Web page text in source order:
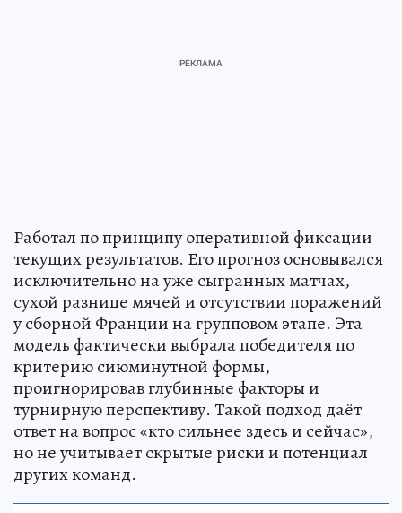
Работал по принципу оперативной фиксации
текущих результатов. Его прогноз основывался
исключительно на уже сыгранных матчах,
сухой разнице мячей и отсутствии поражений
у сборной Франции на групповом этапе. Эта
модель фактически выбрала победителя по
критерию сиюминутной формы,
проигнорировав глубинные факторы и
турнирную перспективу. Такой подход даёт
ответ на вопрос «кто сильнее здесь и сейчас»,
но не учитывает скрытые риски и потенциал
других команд.